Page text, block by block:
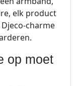
elk product
charme
op moet